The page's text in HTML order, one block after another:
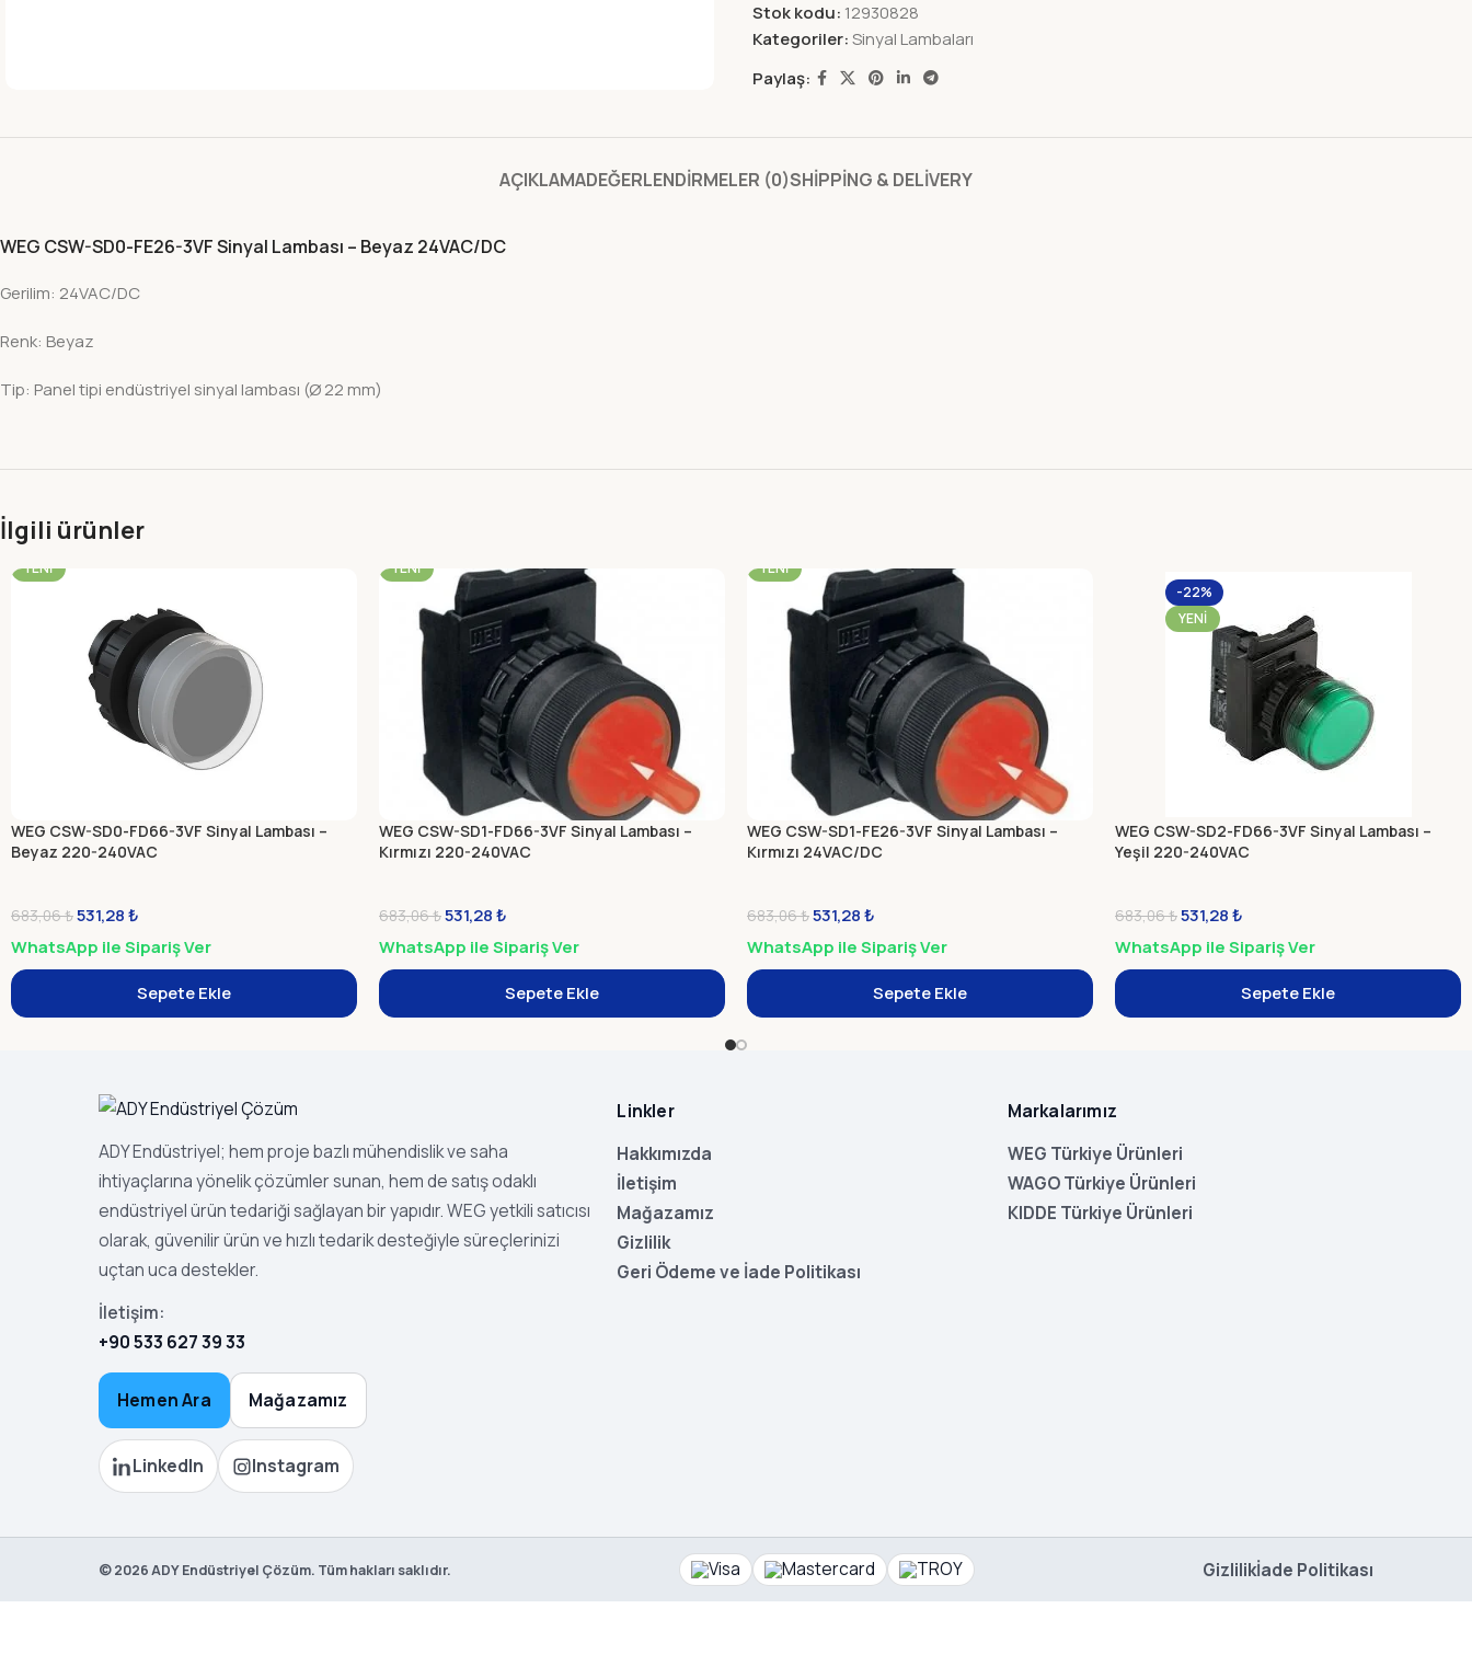
Stok kodu: 12930828
Kategoriler:Sinyal Lambaları
Paylaş:
AÇIKLAMADEĞERLENDIRMELER (0)SHIPPING & DELIVERY
WEG CSW-SD0-FE26-3VF Sinyal Lambası – Beyaz 24VAC/DC
Gerilim: 24VAC/DC
Renk: Beyaz
Tip: Panel tipi endüstriyel sinyal lambası (Ø 22 mm)
İlgili ürünler
-22%
YENI
WEG CSW-SD0-FD66-3VF Sinyal Lambası –
Beyaz 220-240VAC
683,06₺531,28₺
WhatsApp ile Sipariş Ver
Sepete Ekle
YENI
WEG CSW-SD1-FD66-3VF Sinyal Lambası –
Kırmızı 220-240VAC
683,06₺531,28₺
WhatsApp ile Sipariş Ver
Sepete Ekle
YENI
WEG CSW-SD1-FE26-3VF Sinyal Lambası –
Kırmızı 24VAC/DC
683,06₺531,28₺
WhatsApp ile Sipariş Ver
Sepete Ekle
-22%
YENI
WEG CSW-SD2-FD66-3VF Sinyal Lambası –
Yeşil 220-240VAC
683,06₺531,28₺
WhatsApp ile Sipariş Ver
Sepete Ekle
ADY Endüstriyel; hem proje bazlı mühendislik ve saha
ihtiyaçlarına yönelik çözümler sunan, hem de satış odaklı
endüstriyel ürün tedariği sağlayan bir yapıdır. WEG yetkili satıcısı
olarak, güvenilir ürün ve hızlı tedarik desteğiyle süreçlerinizi
uçtan uca destekler.
İletişim:
+90 533 627 39 33
Hemen Ara Mağazamız
LinkedIn Instagram
Linkler
Hakkımızda
İletişim
Mağazamız
Gizlilik
Geri Ödeme ve İade Politikası
Markalarımız
WEG Türkiye Ürünleri
WAGO Türkiye Ürünleri
KIDDE Türkiye Ürünleri
©2026ADY Endüstriyel Çözüm. Tüm hakları saklıdır. Gizlilikİade Politikası